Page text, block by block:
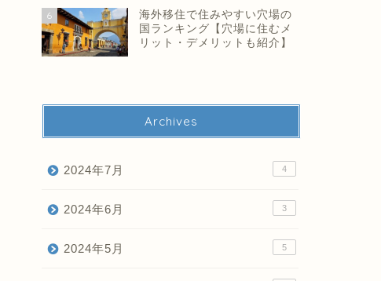
6
海外移住で住みやすい穴場の
国ランキング【穴場に住むメ
リット・デメリットも紹介】
Archives
2024年7月 4
2024年6月 3
2024年5月 5